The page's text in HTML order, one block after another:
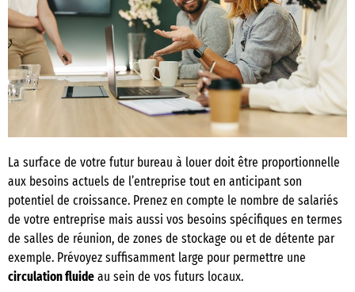
La surface de votre futur bureau à louer doit être proportionnelle
aux besoins actuels de l’entreprise tout en anticipant son
potentiel de croissance. Prenez en compte le nombre de salariés
de votre entreprise mais aussi vos besoins spécifiques en termes
de salles de réunion, de zones de stockage ou et de détente par
exemple. Prévoyez suffisamment large pour permettre une
circulation fluide au sein de vos futurs locaux.